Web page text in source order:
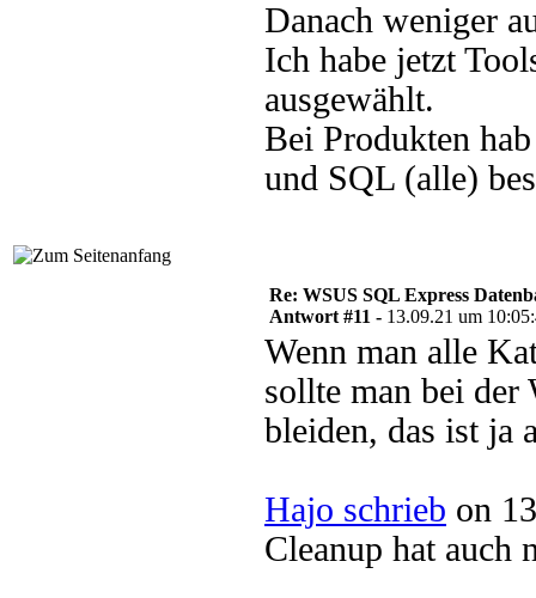
Danach weniger
Ich habe jetzt
ausgewählt.
Bei Produkten
und SQL (alle)
Re: WSUS SQL Express
Antwort #11 - 13.09.21 um
Wenn man alle
sollte man bei
bleiden, das ist ja
Hajo schrieb on
Cleanup hat auch